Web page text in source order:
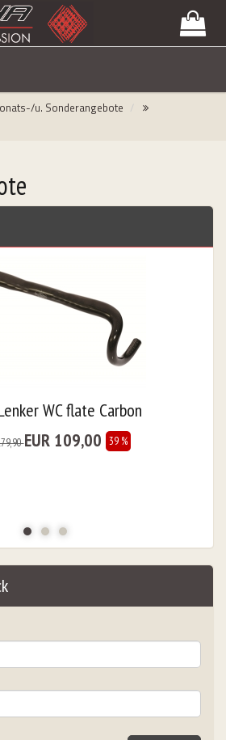
u. Sonderangebote
WC flate Carbon
EUR 109,00 39 %